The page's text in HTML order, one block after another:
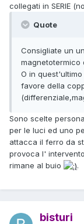
collegati in SERIE
Quote
Consigliate un
magnetotermico
O in
favore della
Sono scelte
per le luci ed uno
attacca il ferro da
provoca l'
rimane al buio
.
bisturi